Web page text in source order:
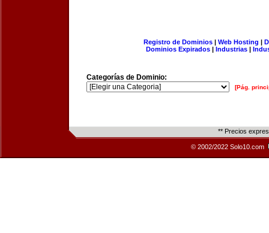
Registro de Dominios| Web Hosting |
Dominios Expirados | Industrias |
Categorías de Dominio:
[Pág.
** Precios
© 2002/2022 Solo10.com